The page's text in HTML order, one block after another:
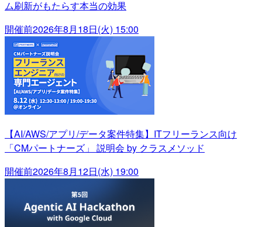
ム刷新がもたらす本当の効果
開催前2026年8月18日(火) 15:00
【AI/AWS/アプリ/データ案件特集】ITフリーランス向け
「CMパートナーズ」 説明会 by クラスメソッド
開催前2026年8月12日(水) 19:00